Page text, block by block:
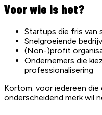
Voor wie is het?
Startups die fris van
Snelgroeiende
(Non-)profit
Ondernemers die
professionalisering
Kortom: voor iedereen die
onderscheidend merk wil